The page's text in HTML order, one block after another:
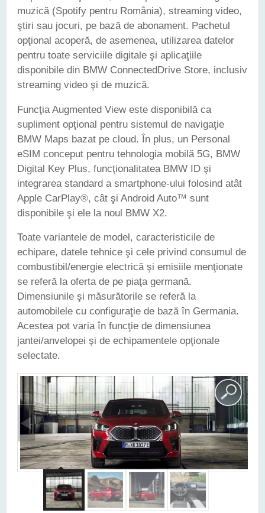
muzică (Spotify pentru România), streaming video,
ştiri sau jocuri, pe bază de abonament. Pachetul
opţional acoperă, de asemenea, utilizarea datelor
pentru toate serviciile digitale şi aplicaţiile
disponibile din BMW ConnectedDrive Store, inclusiv
streaming video şi de muzică.
Funcţia Augmented View este disponibilă ca
supliment opţional pentru sistemul de navigaţie
BMW Maps bazat pe cloud. În plus, un Personal
eSIM conceput pentru tehnologia mobilă 5G, BMW
Digital Key Plus, funcţionalitatea BMW ID şi
integrarea standard a smartphone-ului folosind atât
Apple CarPlay®, cât şi Android Auto™ sunt
disponibile şi ele la noul BMW X2.
Toate variantele de model, caracteristicile de
echipare, datele tehnice şi cele privind consumul de
combustibil/energie electrică şi emisiile menţionate
se referă la oferta de pe piaţa germană.
Dimensiunile şi măsurătorile se referă la
automobilele cu configuraţie de bază în Germania.
Acestea pot varia în funcţie de dimensiunea
jantei/anvelopei şi de echipamentele opţionale
selectate.